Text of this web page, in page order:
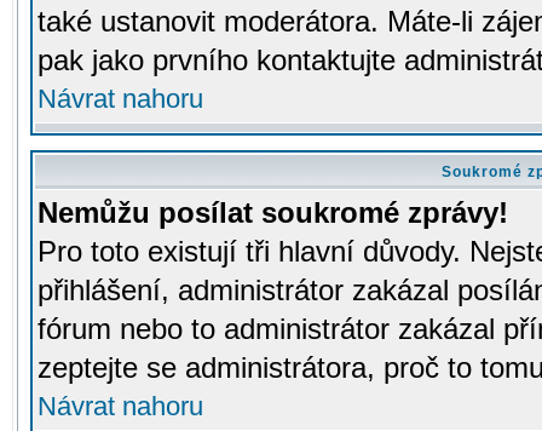
také ustanovit moderátora. Máte-li
pak jako prvního kontaktujte
Návrat nahoru
Soukromé
Nemůžu posílat soukromé zprávy!
Pro toto existují tři hlavní důvody.
přihlášení, administrátor zakázal
fórum nebo to administrátor zakázal
zeptejte se administrátora, proč to
Návrat nahoru